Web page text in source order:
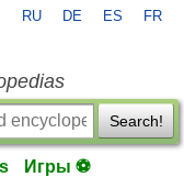
RU DE ES FR
Search!
Игры ⚽